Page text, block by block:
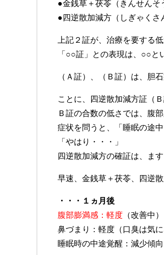
●金銭草＋茯苓（きんせんそ
●四逆散加減方（しぎゃくさ
上記２証が、治療を要する
「○○証」との表現は、○○と
（Ａ証）、（Ｂ証）は、胆
ことに、四逆散加減方証（
Ｂ証の合数の低さでは、腹
症状を問うと、「睡眠の途
「やはり・・・」
四逆散加減方の確証は、ます
早速、金銭草＋茯苓、四逆
・・・１ヵ月後
腹部膨満感：軽度 （改善中）
鼻づまり：軽度（口臭は気に
睡眠時の中途覚醒：減少傾向